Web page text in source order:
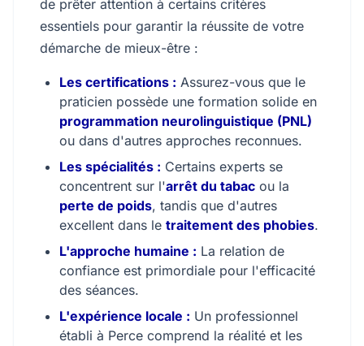
de prêter attention à certains critères
essentiels pour garantir la réussite de votre
démarche de mieux-être :
Les certifications : Assurez-vous que le
praticien possède une formation solide en
programmation neurolinguistique (PNL)
ou dans d'autres approches reconnues.
Les spécialités : Certains experts se
concentrent sur l'arrêt du tabac ou la
perte de poids, tandis que d'autres
excellent dans le traitement des phobies.
L'approche humaine : La relation de
confiance est primordiale pour l'efficacité
des séances.
L'expérience locale : Un professionnel
établi à Perce comprend la réalité et les